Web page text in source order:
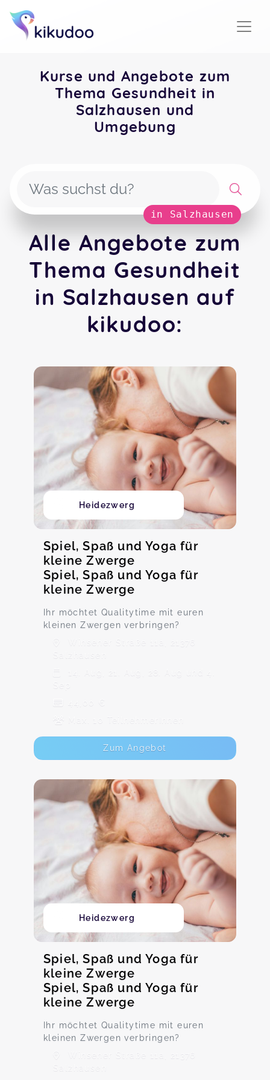
Kurse und Angebote zum
Thema Gesundheit in
Salzhausen und
Umgebung
in Salzhausen
Alle Angebote zum
Thema Gesundheit
in Salzhausen auf
kikudoo:
Heidezwerg
Spiel, Spaß und Yoga für
kleine Zwerge
Spiel, Spaß und Yoga für
kleine Zwerge
Ihr möchtet Qualitytime mit euren
kleinen Zwergen verbringen?
Winsener Straße 11a, 21376
Salzhausen
14. Aug, 21. Aug, 28. Aug und 4.
Sep
44,00 €
Max. 10 TeilnehmerInnen
Zum Angebot
Heidezwerg
Spiel, Spaß und Yoga für
kleine Zwerge
Spiel, Spaß und Yoga für
kleine Zwerge
Ihr möchtet Qualitytime mit euren
kleinen Zwergen verbringen?
Winsener Straße 11a, 21376
Salzhausen